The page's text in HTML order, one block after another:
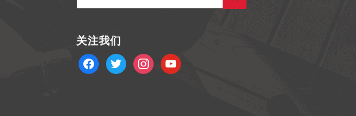
关注我们
脸
书
叽
叽
图
集
视
频